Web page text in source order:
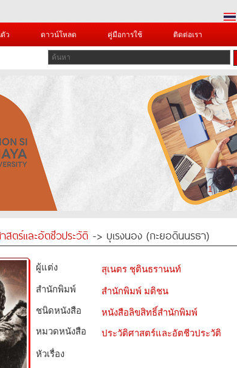
ว ดาวน์โหลด คู่มือการใช้ ติดต่อเรา
1 2 3
สตร์และอัตชีวประวัติ -> บุเรงนอง (กะยอดินนรธา)
ผู้แต่ง
สุเนตร ชุตินธรานนท์
สำนักพิมพ์
สำนักพิมพ์ มติชน
ชนิดหนังสือ­
หนังสือลิขสิทธิ์สำนักพิมพ์
หมวดหนังสือ­
ประวัติศาสตร์และอัตชีวประวัติ
หัวเรื่อง